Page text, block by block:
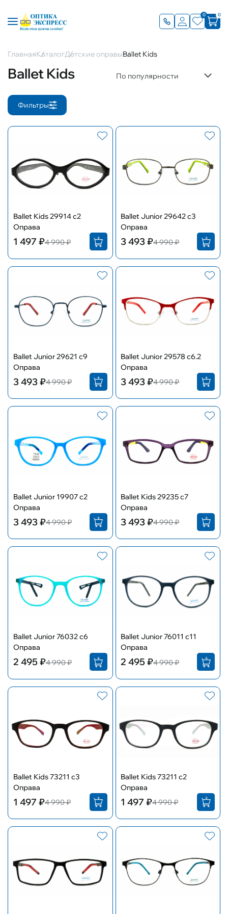
0 0
ГлавнаяКаталогДетские оправыBallet Kids
Ballet Kids По популярности
Фильтры
Ballet Kids 29914 с2
Оправа
1 497 ₽4 990 ₽
Ballet Junior 29642 с3
Оправа
3 493 ₽4 990 ₽
Ballet Junior 29621 с9
Оправа
3 493 ₽4 990 ₽
Ballet Junior 29578 с6.2
Оправа
3 493 ₽4 990 ₽
Ballet Junior 19907 с2
Оправа
3 493 ₽4 990 ₽
Ballet Kids 29235 с7
Оправа
3 493 ₽4 990 ₽
Ballet Junior 76032 с6
Оправа
2 495 ₽4 990 ₽
Ballet Junior 76011 с11
Оправа
2 495 ₽4 990 ₽
Ballet Kids 73211 с3
Оправа
1 497 ₽4 990 ₽
Ballet Kids 73211 с2
Оправа
1 497 ₽4 990 ₽